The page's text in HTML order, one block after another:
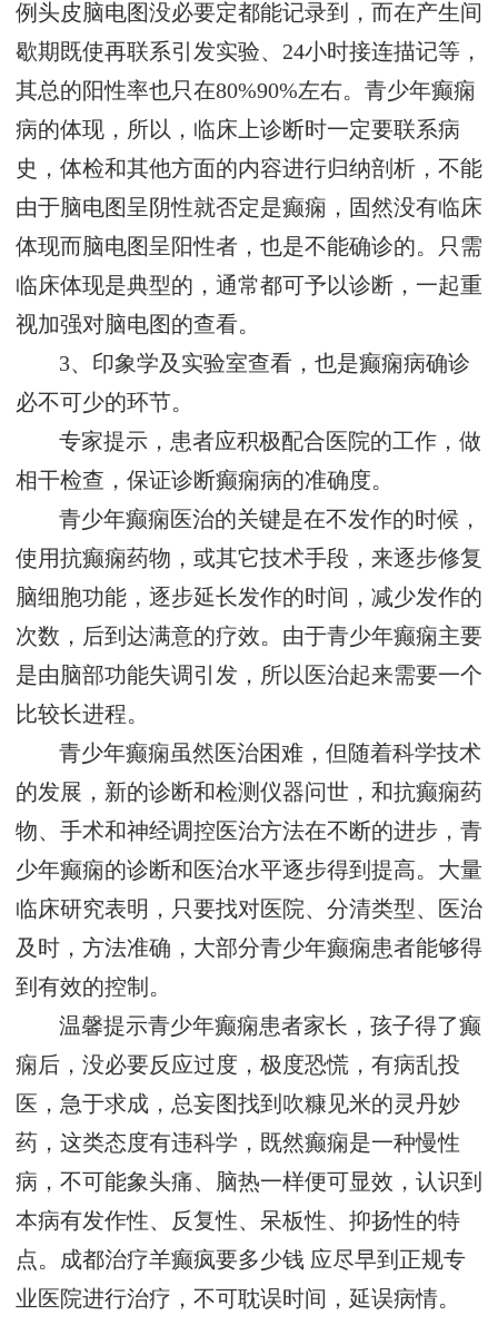
例头皮脑电图没必要定都能记录到，而在产生间
歇期既使再联系引发实验、24小时接连描记等，
其总的阳性率也只在80%90%左右。青少年癫痫
病的体现，所以，临床上诊断时一定要联系病
史，体检和其他方面的内容进行归纳剖析，不能
由于脑电图呈阴性就否定是癫痫，固然没有临床
体现而脑电图呈阳性者，也是不能确诊的。只需
临床体现是典型的，通常都可予以诊断，一起重
视加强对脑电图的查看。
3、印象学及实验室查看，也是癫痫病确诊
必不可少的环节。
专家提示，患者应积极配合医院的工作，做
相干检查，保证诊断癫痫病的准确度。
青少年癫痫医治的关键是在不发作的时候，
使用抗癫痫药物，或其它技术手段，来逐步修复
脑细胞功能，逐步延长发作的时间，减少发作的
次数，后到达满意的疗效。由于青少年癫痫主要
是由脑部功能失调引发，所以医治起来需要一个
比较长进程。
青少年癫痫虽然医治困难，但随着科学技术
的发展，新的诊断和检测仪器问世，和抗癫痫药
物、手术和神经调控医治方法在不断的进步，青
少年癫痫的诊断和医治水平逐步得到提高。大量
临床研究表明，只要找对医院、分清类型、医治
及时，方法准确，大部分青少年癫痫患者能够得
到有效的控制。
温馨提示青少年癫痫患者家长，孩子得了癫
痫后，没必要反应过度，极度恐慌，有病乱投
医，急于求成，总妄图找到吹糠见米的灵丹妙
药，这类态度有违科学，既然癫痫是一种慢性
病，不可能象头痛、脑热一样便可显效，认识到
本病有发作性、反复性、呆板性、抑扬性的特
点。 成都治疗羊癫疯要多少钱 应尽早到正规专
业医院进行治疗，不可耽误时间，延误病情。